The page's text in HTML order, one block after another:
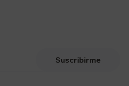
Suscribirme